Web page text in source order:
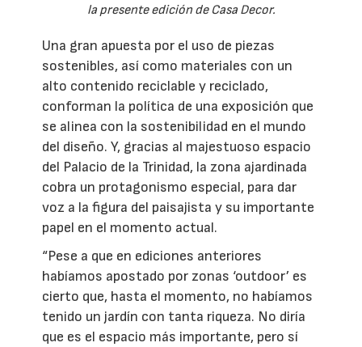
la presente edición de Casa Decor.
Una gran apuesta por el uso de piezas
sostenibles, así como materiales con un
alto contenido reciclable y reciclado,
conforman la política de una exposición que
se alinea con la sostenibilidad en el mundo
del diseño. Y, gracias al majestuoso espacio
del Palacio de la Trinidad, la zona ajardinada
cobra un protagonismo especial, para dar
voz a la figura del paisajista y su importante
papel en el momento actual.
“Pese a que en ediciones anteriores
habíamos apostado por zonas ‘outdoor’ es
cierto que, hasta el momento, no habíamos
tenido un jardín con tanta riqueza. No diría
que es el espacio más importante, pero sí